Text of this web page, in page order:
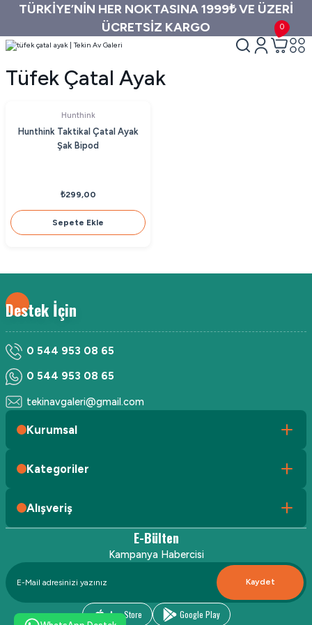
TÜRKİYE’NİN HER NOKTASINA 1999₺ VE ÜZERİ
ÜCRETSİZ KARGO
0
Tüfek Çatal Ayak
Hunthink
Hunthink Taktikal Çatal Ayak
Şak Bipod
₺299,00
Sepete Ekle
Destek İçin
0 544 953 08 65
0 544 953 08 65
tekinavgaleri@gmail.com
Kurumsal
Kategoriler
Alışveriş
E-Bülten
Kampanya Habercisi
Kaydet
App Store Google Play